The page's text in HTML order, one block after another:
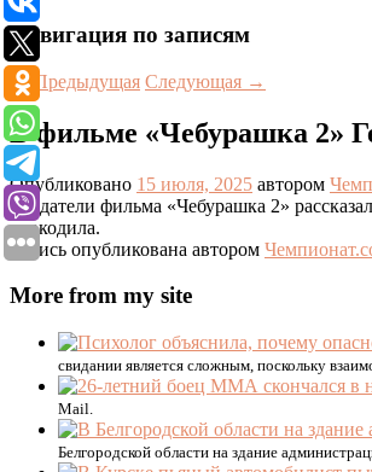
Навигация по записям
←Предыдущая Следующая →
В фильме «Чебурашка 2»
Опубликовано 15 июля, 2025 автором
Создатели фильма «Чебурашка 2»
крокодила.
Запись опубликована автором
More from my site
свидании является сложным, поскольку
Mail.
Белгородской области на здание